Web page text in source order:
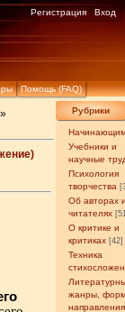
Помощь (FAQ)
Регистрация Вход
Рубрики
Учебники и
научные
Психология
творчества
Об авторах
читателях
О критике и
критиках [42]
Техника
жанры,
направления
»